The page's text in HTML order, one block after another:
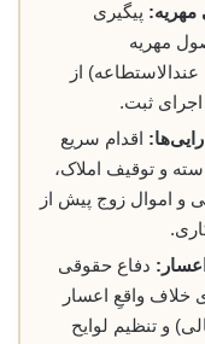
مهریه: پیگیری
مهریه
عندالاستطاعه) از
ثبت.
اقدام سریع
و توقیف املاک،
و اموال زوج پیش از
دفاع حقوقی
خلاف واقعِ اعسار
و تنظیم لوایح